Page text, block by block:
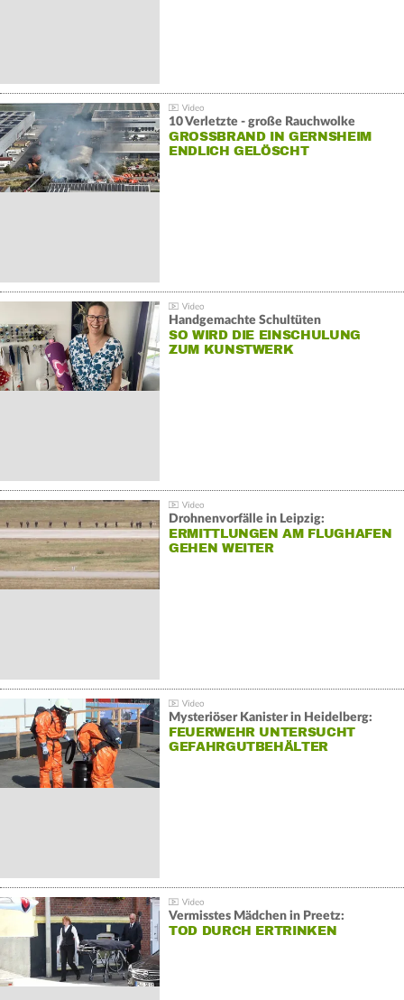
10 Verletzte - große Rauchwolke
GROSSBRAND IN GERNSHEIM E
NDLICH GELÖSCHT
Handgemachte Schultüten
SO WIRD DIE EINSCHULUNG
ZUM KUNSTWERK
Drohnenvorfälle in Leipzig:
ERMITTLUNGEN AM FLUGHAFEN
GEHEN WEITER
Mysteriöser Kanister in Heidelberg:
FEUERWEHR UNTERSUCHT
GEFAHRGUTBEHÄLTER
Vermisstes Mädchen in Preetz:
TOD DURCH ERTRINKEN